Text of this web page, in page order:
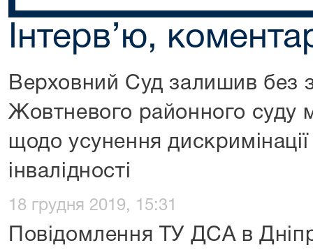
Інтерв’ю,
Верховний Суд залишив без
Жовтневого районного суду
щодо усунення
інвалідності
18 грудня 2019, 15:31
Повідомлення ТУ ДСА в